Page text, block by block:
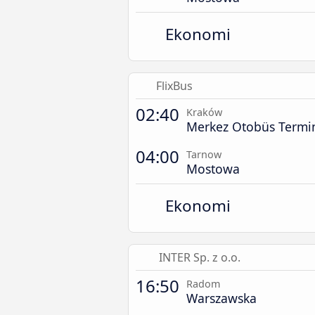
Ekonomi
FlixBus
02:40 Kraków
Merkez Otobüs
04:00 Tarnow
Mostowa
Ekonomi
INTER Sp. z o.o.
16:50 Radom
Warszawska